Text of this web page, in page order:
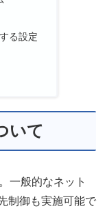
る設定
いて
一般的なネット
制御も実施可能で